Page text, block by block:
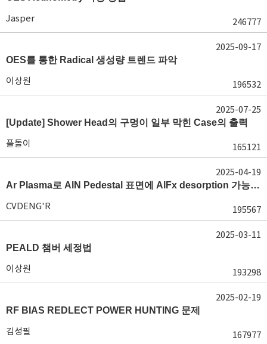
Jasper 246777
OES를 통한 Radical 생성량 트렌드 파악
이상원 196532
2025-09-17
[Update] Shower Head의 구멍이 일부 막힌 Case의 출력
플돌이 165121
2025-07-25
Ar Plasma로 AlN Pedestal 표면에 AlFx desorption 가능 여부가 궁금합니다.
CVDENG'R 195567
2025-04-19
PEALD 챔버 세정법
이상원 193298
2025-03-11
RF BIAS REDLECT POWER HUNTING 문제
김성필 167977
2025-02-19